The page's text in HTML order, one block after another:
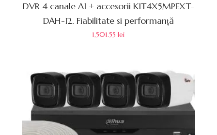
DVR 4 canale AI + accesorii KIT4X5MPEXT-
DAH-I2. Fiabilitate si performanță
1,501.55lei